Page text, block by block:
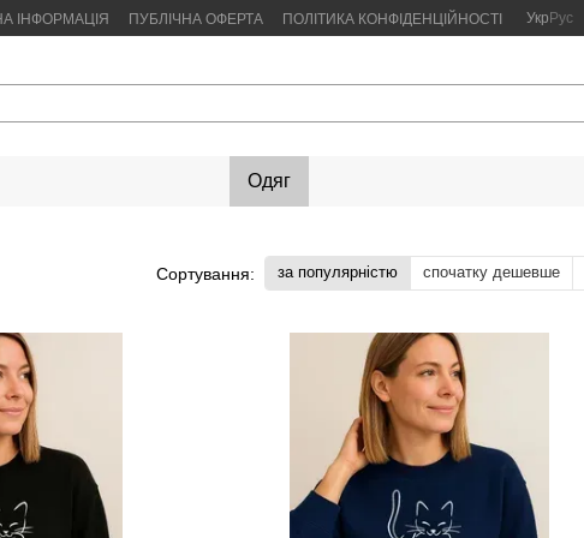
ІНФОРМАЦІЯ ПУБЛІЧНА ОФЕРТА ПОЛІТИКА КОНФІДЕНЦІЙНОСТІ Укр Рус
Одяг
Сортування: за популярністю спочатку дешевше